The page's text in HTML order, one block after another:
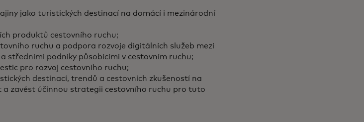
jako turistických destinací na domácí i mezinárodní
produktů cestovního ruchu;
ruchu a podpora rozvoje digitálních služeb mezi
středními podniky působícími v cestovním ruchu;
pro rozvoj cestovního ruchu;
destinací, trendů a cestovních zkušeností na
a zavést účinnou strategii cestovního ruchu pro tuto